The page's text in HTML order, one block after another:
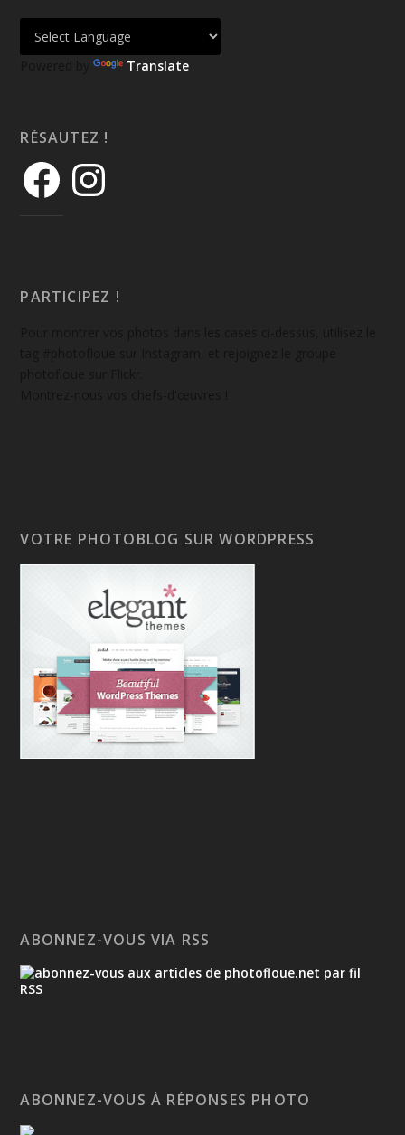
Powered by Translate
RÉSAUTEZ !
PARTICIPEZ !
VOTRE PHOTOBLOG SUR WORDPRESS
ABONNEZ-VOUS VIA RSS
ABONNEZ-VOUS À RÉPONSES PHOTO